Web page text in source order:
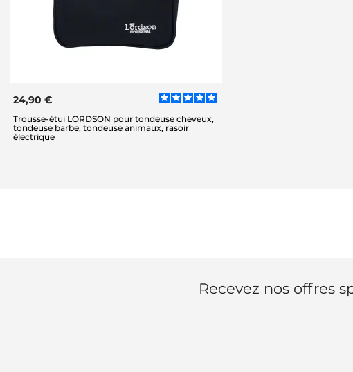
24,90 €
Trousse-étui LORDSON pour tondeuse cheveux,
tondeuse barbe, tondeuse animaux, rasoir
électrique
Recevez nos offres